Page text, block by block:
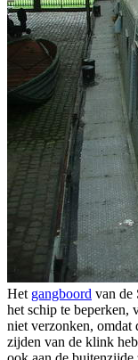
Het gangboord van de
het schip te
niet verzonken, omdat
zijden van de klink